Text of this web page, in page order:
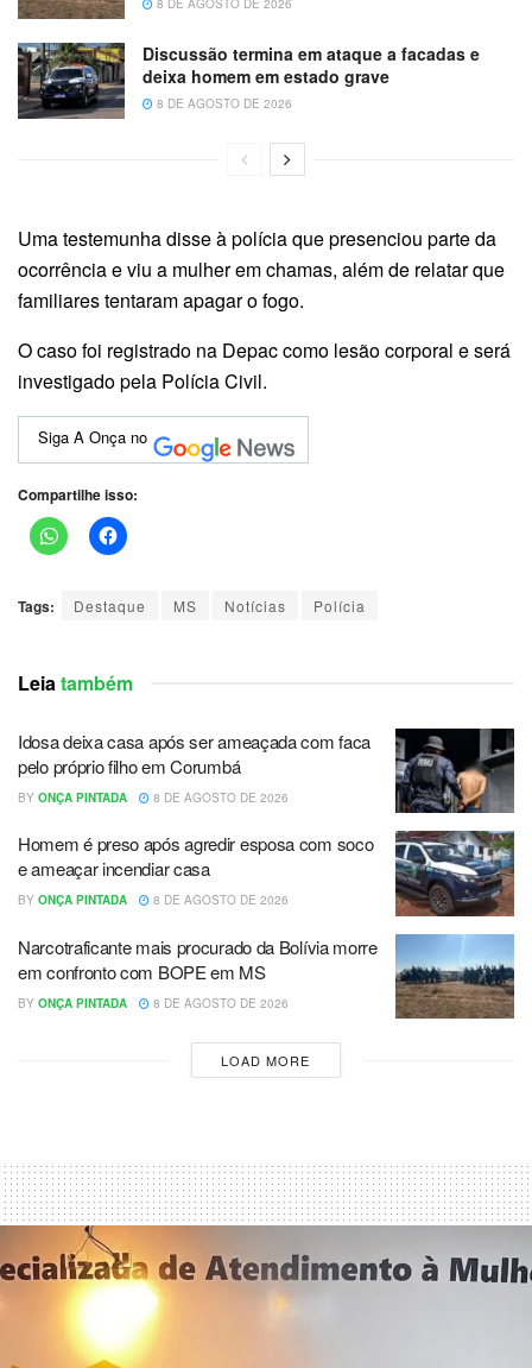
Discussão termina em ataque a facadas e
deixa homem em estado grave
8 DE AGOSTO DE 2026
Uma testemunha disse à polícia que presenciou parte da
ocorrência e viu a mulher em chamas, além de relatar que
familiares tentaram apagar o fogo.
O caso foi registrado na Depac como lesão corporal e será
investigado pela Polícia Civil.
Siga A Onça no
Compartilhe isso:
Tags: Destaque MS Notícias Polícia
Leiatambém
Idosa deixa casa após ser ameaçada com faca
pelo próprio filho em Corumbá
BY ONÇA PINTADA 8 DE AGOSTO DE 2026
Homem é preso após agredir esposa com soco
e ameaçar incendiar casa
BY ONÇA PINTADA 8 DE AGOSTO DE 2026
Narcotraficante mais procurado da Bolívia morre
em confronto com BOPE em MS
BY ONÇA PINTADA 8 DE AGOSTO DE 2026
LOAD MORE